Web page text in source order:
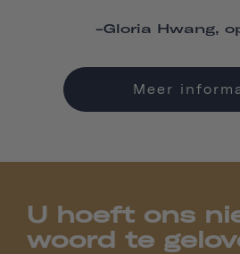
-Gloria Hwang,
Meer
U hoeft ons
woord te